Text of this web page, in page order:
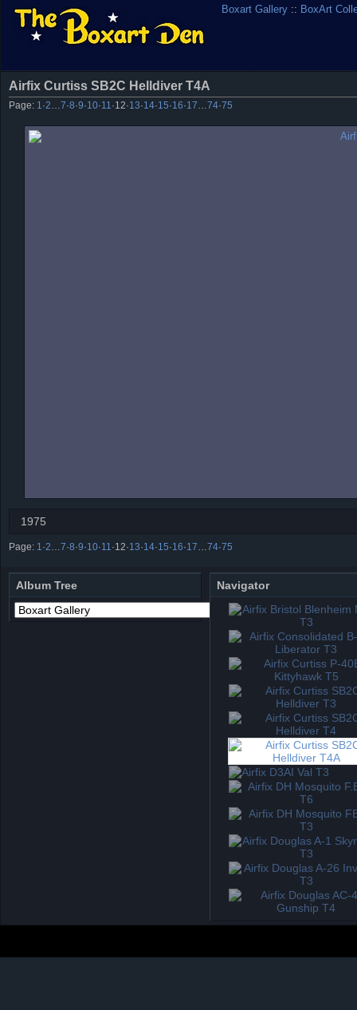
Boxart Gallery :: BoxArt
Airfix Curtiss SB2C Helldiver T4A
Page: 1 ·2 7·8·9·10·11 ·12·13·14·15·16·17 74·75
1975
Page: 1 ·2 7·8·9·10·11 ·12·13·14·15·16·17 74·75
Album Tree Navigator